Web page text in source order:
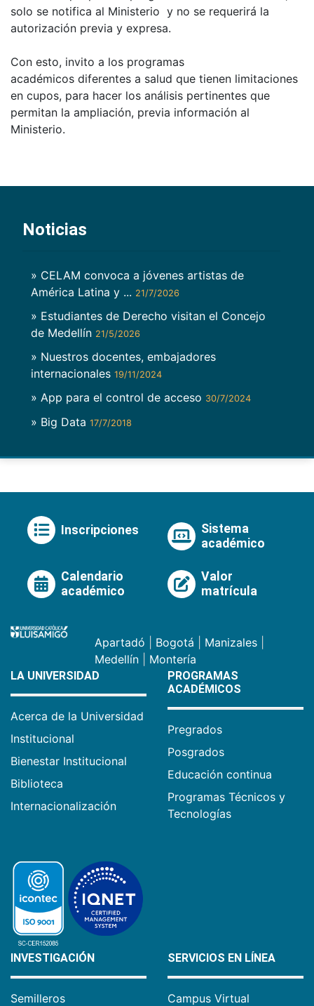
solo se notifica al Ministerio y no se requerirá la
autorización previa y expresa.
Con esto, invito a los programas
académicos diferentes a salud que tienen limitaciones
en cupos, para hacer los análisis pertinentes que
permitan la ampliación, previa información al
Ministerio.
Noticias
» CELAM convoca a jóvenes artistas de
América Latina y ... 21/7/2026
» Estudiantes de Derecho visitan el Concejo
de Medellín 21/5/2026
» Nuestros docentes, embajadores
internacionales 19/11/2024
» App para el control de acceso 30/7/2024
» Big Data 17/7/2018
Inscripciones
Sistema
académico
Calendario
académico
Valor
matrícula
Apartadó Bogotá Manizales
Medellín
Montería
LA UNIVERSIDAD
Acerca de la Universidad
Institucional
Bienestar Institucional
Biblioteca
Internacionalización
PROGRAMAS
ACADÉMICOS
Pregrados
Posgrados
Educación continua
Programas Técnicos y
Tecnologías
INVESTIGACIÓN
Semilleros
SERVICIOS EN LÍNEA
Campus Virtual